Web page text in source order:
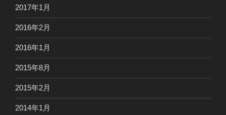
2017年1月
2016年2月
2016年1月
2015年8月
2015年2月
2014年1月